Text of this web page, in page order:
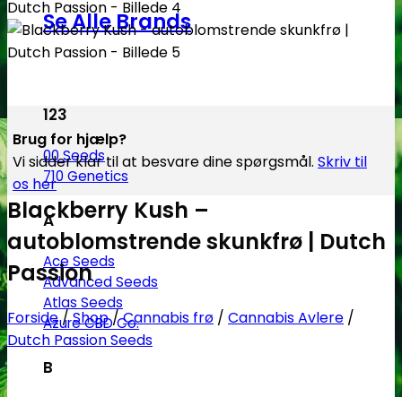
Se Alle Brands
123
00 Seeds
710 Genetics
A
Ace Seeds
Advanced Seeds
Atlas Seeds
Azure CBD Co.
B
Brug for hjælp?
Vi sidder klar til at besvare dine spørgsmål. Skriv til
os her
Blackberry Kush –
autoblomstrende skunkfrø | Dutch
Passion
Forside /Shop /Cannabis frø / Cannabis Avlere /
Dutch Passion Seeds